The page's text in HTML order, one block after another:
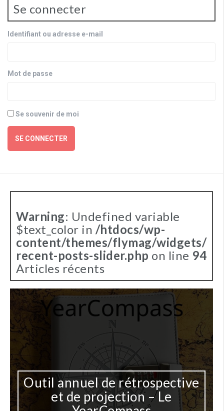
Se connecter
Identifiant ou adresse e-mail
Mot de passe
Se souvenir de moi
SE CONNECTER
Warning: Undefined variable
$text_color in /htdocs/wp-
content/themes/flymag/widgets/
recent-posts-slider.php on line 94
Articles récents
Outil annuel de rétrospective
et de projection – Le